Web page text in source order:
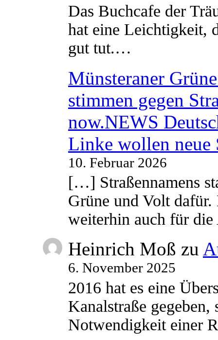
Das Buchcafe der
hat eine Leichtigkeit,
gut tut.…
Münsteraner
stimmen gegen
now.NEWS
Linke wollen neue
10. Februar 2026
[…] Straßennamens
Grüne und Volt
weiterhin auch für
Heinrich Moß zu
6. November 2025
2016 hat es eine
Kanalstraße
Notwendigkeit einer